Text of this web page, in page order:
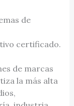
de
certificado.
de marcas
la más alta